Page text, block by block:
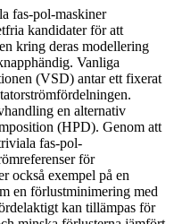
fas-pol-maskiner
kandidater för att
kring deras modellering
Vanliga
(VSD) antar ett fixerat
en alternativ
(HPD). Genom att
fas-pol-
för
också exempel på en
en förlustminimering med
kan tillämpas för